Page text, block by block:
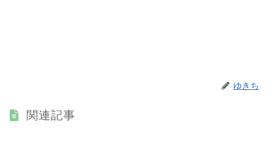
ゆきち
関連記事